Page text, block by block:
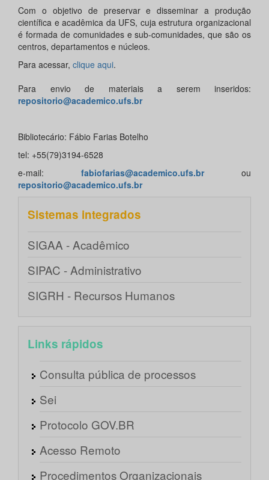
Com o objetivo de preservar e disseminar a produção
científica e acadêmica da UFS, cuja estrutura organizacional
é formada de comunidades e sub-comunidades, que são os
centros, departamentos e núcleos.
Para acessar, clique aqui.
Para envio de materiais a serem inseridos:
repositorio@academico.ufs.br
Bibliotecário: Fábio Farias Botelho
tel: +55(79)3194-6528
e-mail: fabiofarias@academico.ufs.brou
repositorio@academico.ufs.br
Sistemas integrados
SIGAA - Acadêmico
SIPAC - Administrativo
SIGRH - Recursos Humanos
Links rápidos
Consulta pública de processos
Sei
Protocolo GOV.BR
Acesso Remoto
Procedimentos Organizacionais